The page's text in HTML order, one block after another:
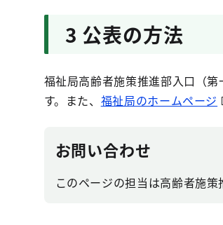
3 公表の方法
福祉局高齢者施策推進部入口（
す。また、 福祉局のホームページ
お問い合わせ
このページの担当は高齢者施策